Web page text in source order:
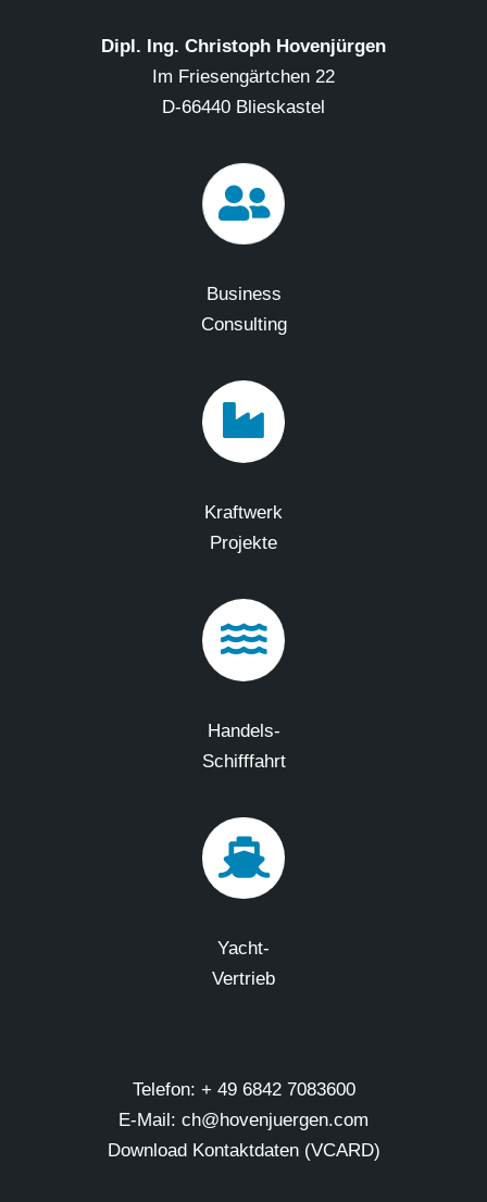
Dipl. Ing. Christoph Hovenjürgen
Im Friesengärtchen 22
D-66440 Blieskastel
Business
Consulting
Kraftwerk
Projekte
Handels-
Schifffahrt
Yacht-
Vertrieb
Telefon: + 49 6842 7083600
E-Mail: ch@hovenjuergen.com
Download Kontaktdaten (VCARD)